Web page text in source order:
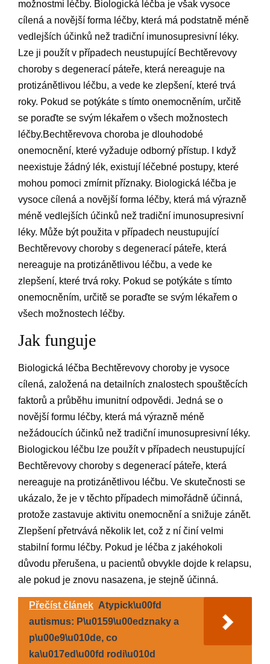
možnostmi léčby. Biologická léčba je však vysoce
cílená a novější forma léčby, která má podstatně méně
vedlejších účinků než tradiční imunosupresivní léky.
Lze ji použít v případech neustupující Bechtěrevovy
choroby s degenerací páteře, která nereaguje na
protizánětlivou léčbu, a vede ke zlepšení, které trvá
roky. Pokud se potýkáte s tímto onemocněním, určitě
se poraďte se svým lékařem o všech možnostech
léčby.Bechtěrevova choroba je dlouhodobé
onemocnění, které vyžaduje odborný přístup. I když
neexistuje žádný lék, existují léčebné postupy, které
mohou pomoci zmírnit příznaky. Biologická léčba je
vysoce cílená a novější forma léčby, která má výrazně
méně vedlejších účinků než tradiční imunosupresivní
léky. Může být použita v případech neustupující
Bechtěrevovy choroby s degenerací páteře, která
nereaguje na protizánětlivou léčbu, a vede ke
zlepšení, které trvá roky. Pokud se potýkáte s tímto
onemocněním, určitě se poraďte se svým lékařem o
všech možnostech léčby.
Jak funguje
Biologická léčba Bechtěrevovy choroby je vysoce
cílená, založená na detailních znalostech spouštěcích
faktorů a průběhu imunitní odpovědi. Jedná se o
novější formu léčby, která má výrazně méně
nežádoucích účinků než tradiční imunosupresivní léky.
Biologickou léčbu lze použít v případech neustupující
Bechtěrevovy choroby s degenerací páteře, která
nereaguje na protizánětlivou léčbu. Ve skutečnosti se
ukázalo, že je v těchto případech mimořádně účinná,
protože zastavuje aktivitu onemocnění a snižuje zánět.
Zlepšení přetrvává několik let, což z ní činí velmi
stabilní formu léčby. Pokud je léčba z jakéhokoli
důvodu přerušena, u pacientů obvykle dojde k relapsu,
ale pokud je znovu nasazena, je stejně účinná.
Přečíst článek Atypick\u00fd
autismus: P\u0159\u00edznaky a
p\u00e9\u010de, co
ka\u017ed\u00fd rodi\u010d